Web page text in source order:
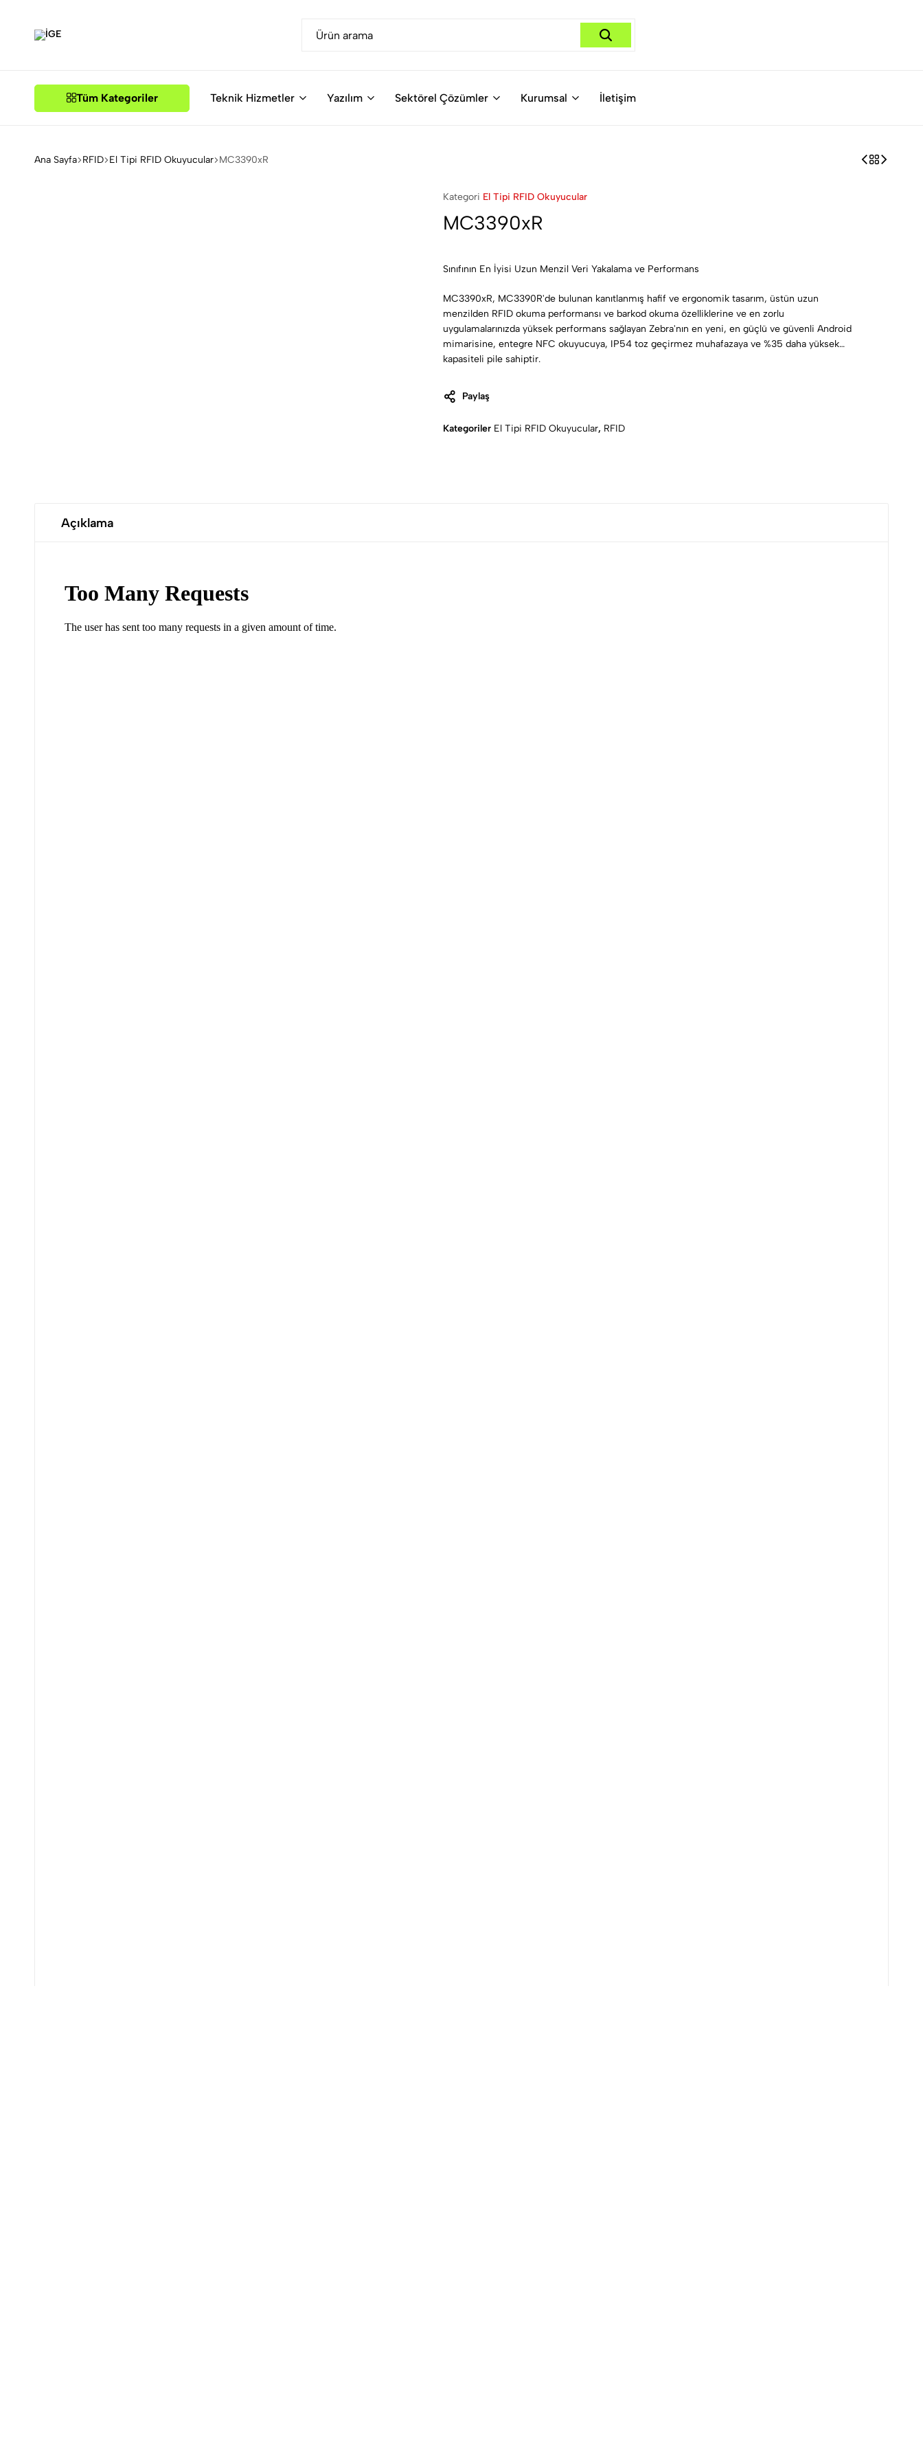
Tüm Kategoriler Teknik Hizmetler Yazılım Sektörel Çözümler Kurumsal İletişim
Ana Sayfa RFID El Tipi RFID Okuyucular MC3390xR
Kategori El Tipi RFID Okuyucular
MC3390xR
Sınıfının En İyisi Uzun Menzil Veri Yakalama ve Performans
MC3390xR, MC3390R'de bulunan kanıtlanmış hafif ve ergonomik tasarım, üstün uzun
menzilden RFID okuma performansı ve barkod okuma özelliklerine ve en zorlu
uygulamalarınızda yüksek performans sağlayan Zebra'nın en yeni, en güçlü ve güvenli Android
mimarisine, entegre NFC okuyucuya, IP54 toz geçirmez muhafazaya ve %35 daha yüksek
kapasiteli pile sahiptir.
Paylaş
Kategoriler El Tipi RFID Okuyucular, RFID
Açıklama